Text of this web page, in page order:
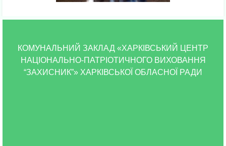
КОМУНАЛЬНИЙ ЗАКЛАД «ХАРКІВСЬКИЙ ЦЕНТР
НАЦІОНАЛЬНО-ПАТРІОТИЧНОГО ВИХОВАННЯ
“ЗАХИСНИК”» ХАРКІВСЬКОЇ ОБЛАСНОЇ РАДИ